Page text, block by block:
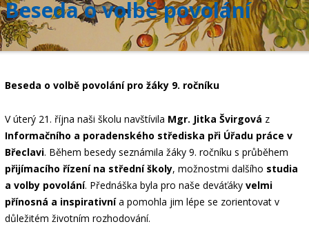
Volný čas
Kontakt
objednání obědů
Beseda o volbě povolání
Beseda o volbě povolání pro žáky 9. ročníku
V úterý 21. října naši školu navštívila Mgr. Jitka Švirgová z
Informačního a poradenského střediska při Úřadu práce v
Břeclavi. Během besedy seznámila žáky 9. ročníku s průběhem
přijímacího řízení na střední školy, možnostmi dalšího studia
a volby povolání. Přednáška byla pro naše deváťáky velmi
přínosná a inspirativnía pomohla jim lépe se zorientovat v
důležitém životním rozhodování.